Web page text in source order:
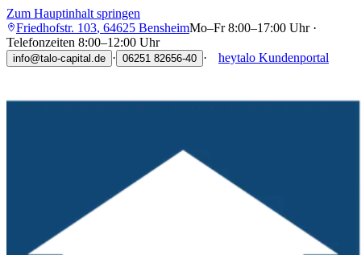
Zum Hauptinhalt springen
Friedhofstr. 103, 64625 BensheimMo–Fr 8:00–17:00 Uhr ·
Telefonzeiten 8:00–12:00 Uhr
info@talo-capital.de · 06251 82656-40 · heytalo Kundenportal